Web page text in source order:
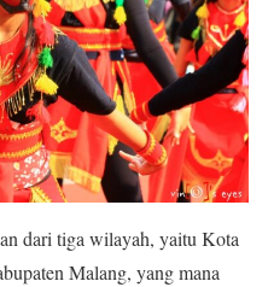
dari tiga wilayah, yaitu Kota
Malang, yang mana